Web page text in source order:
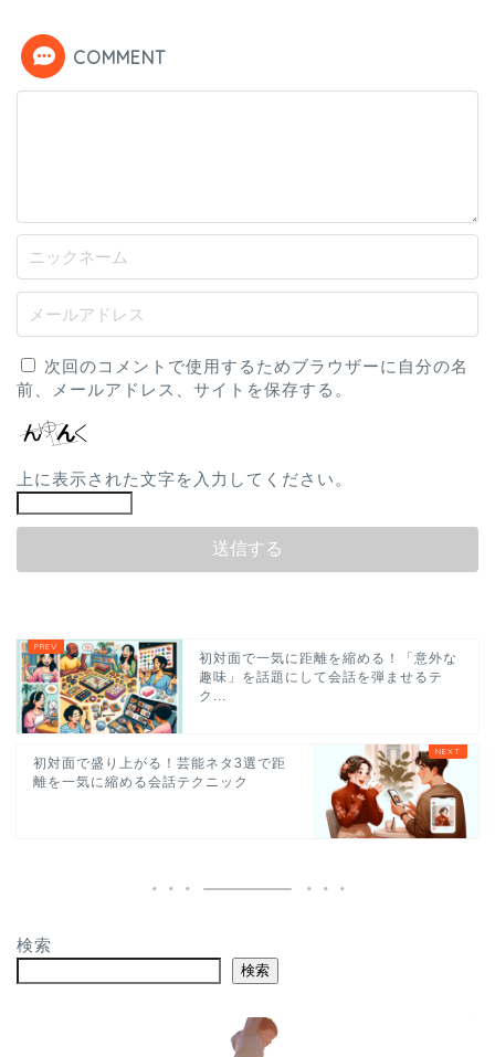
COMMENT
次回のコメントで使用するためブラウザーに自分の名
前、メールアドレス、サイトを保存する。
上に表示された文字を入力してください。
初対面で一気に距離を縮める！「意外な
趣味」を話題にして会話を弾ませるテ
ク...
初対面で盛り上がる！芸能ネタ3選で距
離を一気に縮める会話テクニック
検索
検索